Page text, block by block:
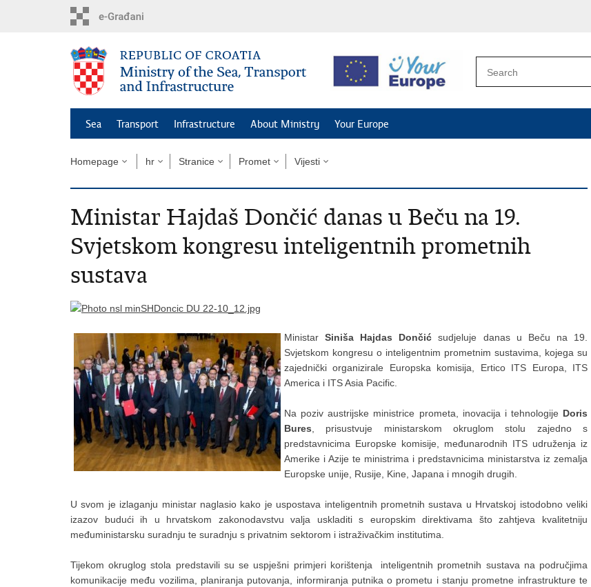
Sea Transport Infrastructure About Ministry Your Europe
Homepage hr Stranice Promet Vijesti
Ministar Hajdaš Dončić danas u Beču na 19.
Svjetskom kongresu inteligentnih prometnih
sustava
MinistarSiniša Hajdas Dončić sudjeluje danas u Beču na 19.
Svjetskom kongresu o inteligentnim prometnim sustavima, kojega su
zajednički organizirale Europska komisija, Ertico ITS Europa, ITS
America i ITS Asia Pacific.
Na poziv austrijske ministrice prometa, inovacija i tehnologije Doris
Bures, prisustvuje ministarskom okruglom stolu zajedno s
predstavnicima Europske komisije, međunarodnih ITS udruženja iz
Amerike i Azije te ministrima i predstavnicima ministarstva iz zemalja
Europske unije, Rusije, Kine, Japana i mnogih drugih.
U svom je izlaganju ministar naglasio kako je uspostava inteligentnih prometnih sustava u Hrvatskoj istodobno veliki
izazov budući ih u hrvatskom zakonodavstvu valja uskladiti s europskim direktivama što zahtjeva kvalitetniju
međuministarsku suradnju te suradnju s privatnim sektorom i istraživačkim institutima.
Tijekom okruglog stola predstavili su se uspješni primjeri korištenja inteligentnih prometnih sustava na područjima
komunikacije među vozilima, planiranja putovanja, informiranja putnika o prometu i stanju prometne infrastrukture te